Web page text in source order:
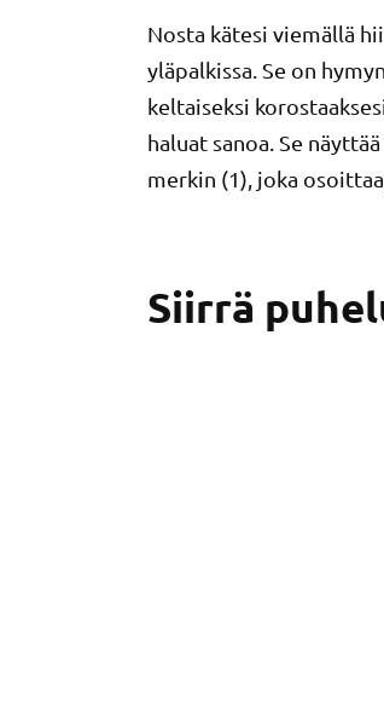
Nosta kätesi viemällä
yläpalkissa. Se on
keltaiseksi
haluat sanoa. Se
merkin (1), joka
Siirrä